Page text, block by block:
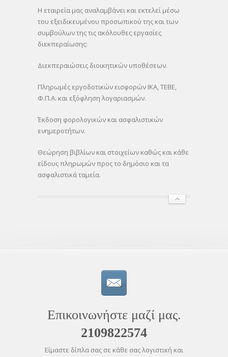
Η εταιρεία μας αναλαμβάνει και εκτελεί μέσω
του εξειδικευμένου προσωπικού της και των
συμβούλων της τις ακόλουθες εργασίες
διεκπεραίωσης:
Διεκπεραιώσεις διοικητικών υποθέσεων.
Πληρωμές εργοδοτικών εισφορών ΙΚΑ, ΤΕΒΕ,
Φ.Π.Α. και εξόφληση λογαριασμών.
Έκδοση φορολογικών και ασφαλιστικών
ενημεροτήτων.
Θεώρηση βιβλίων και στοιχείων καθώς και κάθε
είδους πληρωμών προς το δημόσιο και τα
ασφαλιστικά ταμεία.
Επικοινωνήστε μαζί μας.
2109822574
Είμαστε δίπλα σας σε κάθε σας λογιστική και